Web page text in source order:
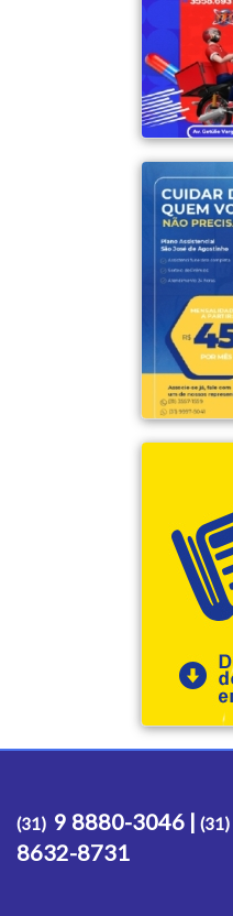
(31) 9 8880-3046 | (31)
8632-8731